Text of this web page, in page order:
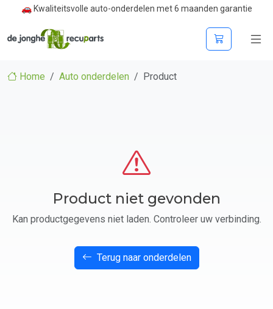
🚗 Kwaliteitsvolle auto-onderdelen met 6 maanden garantie
Home Auto onderdelen Product
Product niet gevonden
Kan productgegevens niet laden. Controleer uw verbinding.
Terug naar onderdelen